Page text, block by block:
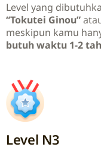
Level yang
“Tokutei Ginou”
meskipun kamu
butuh waktu 1-2
Level N3